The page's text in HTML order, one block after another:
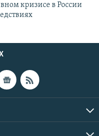
кризисе в России